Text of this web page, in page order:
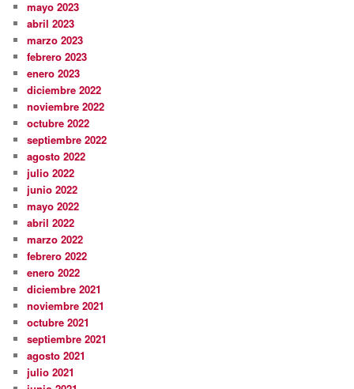
mayo 2023
abril 2023
marzo 2023
febrero 2023
enero 2023
diciembre 2022
noviembre 2022
octubre 2022
septiembre 2022
agosto 2022
julio 2022
junio 2022
mayo 2022
abril 2022
marzo 2022
febrero 2022
enero 2022
diciembre 2021
noviembre 2021
octubre 2021
septiembre 2021
agosto 2021
julio 2021